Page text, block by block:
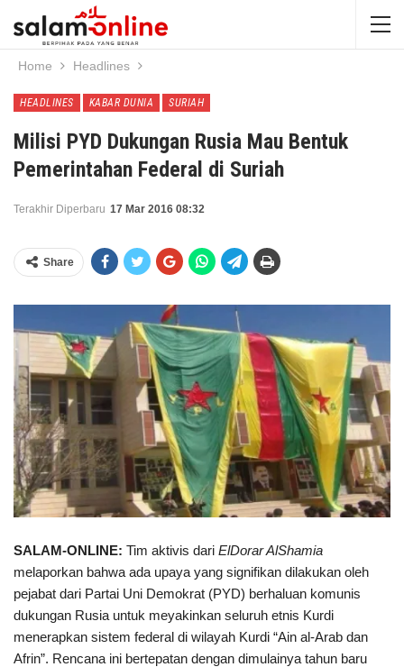
Home Headlines
HEADLINES KABAR DUNIA SURIAH
Milisi PYD Dukungan Rusia Mau Bentuk
Pemerintahan Federal di Suriah
Terakhir Diperbaru 17 Mar 2016 08:32
Share
SALAM-ONLINE: Tim aktivis dari ElDorar AlShamia
melaporkan bahwa ada upaya yang signifikan dilakukan oleh
pejabat dari Partai Uni Demokrat (PYD) berhaluan komunis
dukungan Rusia untuk meyakinkan seluruh etnis Kurdi
menerapkan sistem federal di wilayah Kurdi “Ain al-Arab dan
Afrin”. Rencana ini bertepatan dengan dimulainya tahun baru